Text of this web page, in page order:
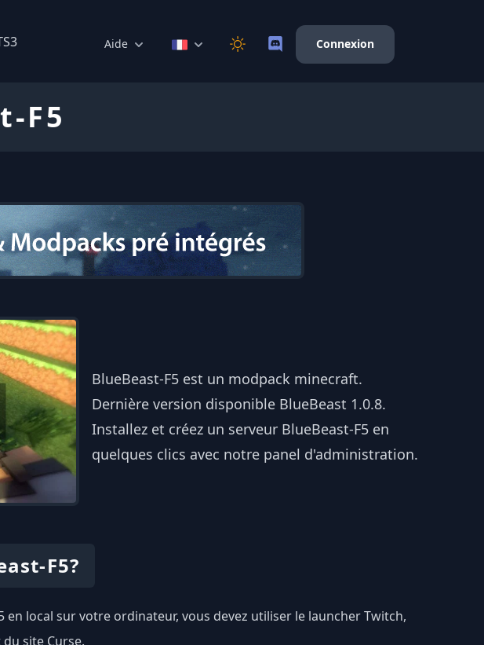
Aide Connexion
F5
BlueBeast-F5 est un modpack minecraft.
Dernière version disponible BlueBeast 1.0.8.
Installez et créez un serveur BlueBeast-F5 en
quelques clics avec notre panel d'administration.
F5?
en local sur votre ordinateur, vous devez utiliser le launcher Twitch,
site Curse.